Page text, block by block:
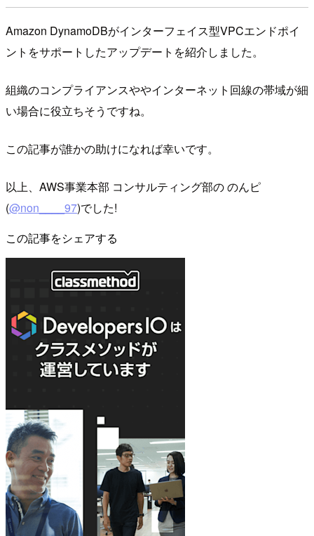
Amazon DynamoDBがインターフェイス型VPCエンドポイ
ントをサポートしたアップデートを紹介しました。
組織のコンプライアンスややインターネット回線の帯域が細
い場合に役立ちそうですね。
この記事が誰かの助けになれば幸いです。
以上、AWS事業本部 コンサルティング部の のんピ
(@non____97)でした!
この記事をシェアする